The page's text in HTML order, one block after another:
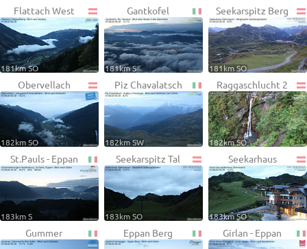
Flattach West
181km SO
Gantkofel
181km S
Seekarspitz Berg
181km SO
Obervellach
182km SO
Piz Chavalatsch
182km SW
Raggaschlucht 2
182km SO
St.Pauls - Eppan
183km S
Seekarspitz Tal
183km SO
Seekarhaus
183km SO
Gummer Eppan Berg Girlan - Eppan